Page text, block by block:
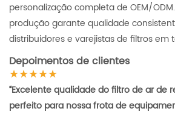
personalização completa de OEM/
produção garante qualidade
distribuidores e varejistas de filtros em
Depoimentos de clientes
★★★★★
“Excelente qualidade do filtro de ar de
perfeito para nossa frota de